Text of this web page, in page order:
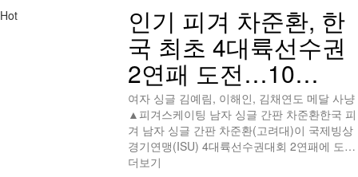
Hot
인기 피겨 차준환, 한
국 최초 4대륙선수권
2연패 도전…10…
여자 싱글 김예림, 이해인, 김채연도 메달 사냥
▲피겨스케이팅 남자 싱글 간판 차준환한국 피
겨 남자 싱글 간판 차준환(고려대)이 국제빙상
경기연맹(ISU) 4대륙선수권대회 2연패에 도…
더보기